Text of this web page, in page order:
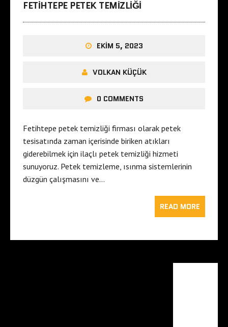
FETIHTEPE PETEK TEMIZLIĞI
EKIM 5, 2023
VOLKAN KÜÇÜK
0 COMMENTS
Fetihtepe petek temizliği firması olarak petek
tesisatında zaman içerisinde biriken atıkları
giderebilmek için ilaçlı petek temizliği hizmeti
sunuyoruz. Petek temizleme, ısınma sistemlerinin
düzgün çalışmasını ve…
READ MORE